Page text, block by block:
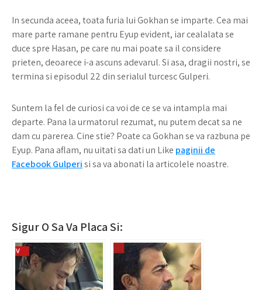
In secunda aceea, toata furia lui Gokhan se imparte. Cea mai
mare parte ramane pentru Eyup evident, iar cealalata se
duce spre Hasan, pe care nu mai poate sa il considere
prieten, deoarece i-a ascuns adevarul. Si asa, dragii nostri, se
termina si episodul 22 din serialul turcesc Gulperi.
Suntem la fel de curiosi ca voi de ce se va intampla mai
departe. Pana la urmatorul rezumat, nu putem decat sa ne
dam cu parerea. Cine stie? Poate ca Gokhan se va razbuna pe
Eyup. Pana aflam, nu uitati sa dati un Like paginii de
Facebook Gulperisi sa va abonati la articolele noastre.
Sigur O Sa Va Placa Si: